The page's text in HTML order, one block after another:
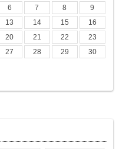
6 7 8
9
13 14 15
16
20 21 22
23
27 28 29
30